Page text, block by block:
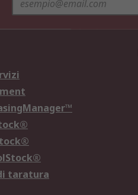
taratura